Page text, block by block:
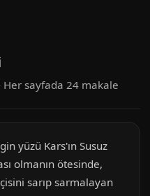
sayfada 24 makale
yüzü Kars'ın Susuz
olmanın ötesinde,
sarıp sarmalayan